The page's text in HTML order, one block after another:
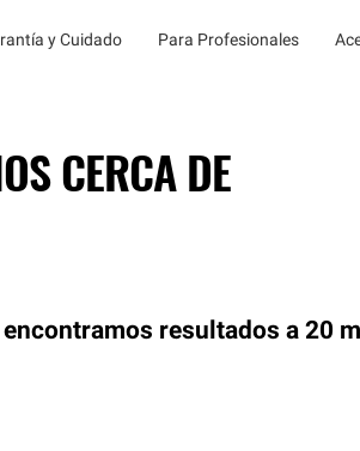
y Cuidado Para Profesionales
CERCA DE
encontramos resultados a 20